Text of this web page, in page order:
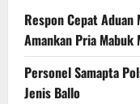
Respon Cepat
Amankan Pria
Personel Samapta
Jenis Ballo